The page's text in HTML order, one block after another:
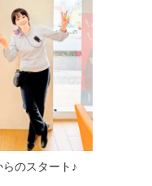
のスタート♪